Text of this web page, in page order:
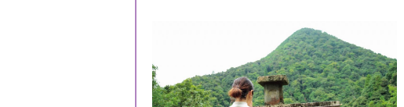
を是非お楽しみください。 ツアー主催：ア
ルパインツアーサービス株式会社